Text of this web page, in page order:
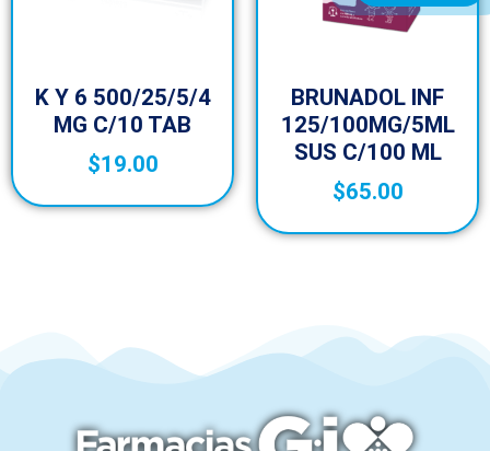
K Y 6 500/25/5/4
MG C/10 TAB
$19.00
BRUNADOL INF
125/100MG/5ML
SUS C/100 ML
$65.00